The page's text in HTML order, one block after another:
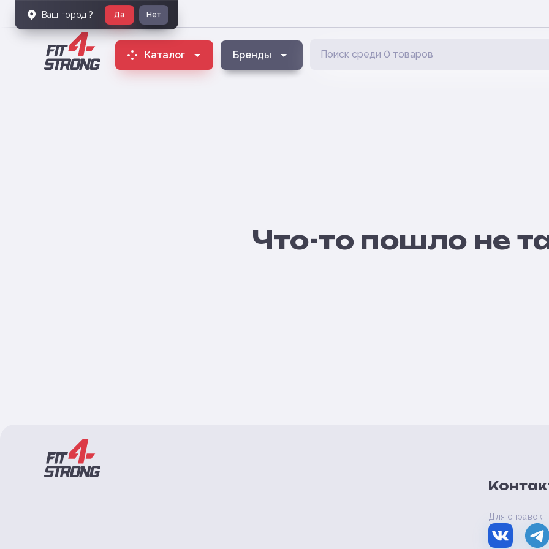
Каталог Бренды
Что-то пошло не
Для справок
Ваш город ? Да Нет